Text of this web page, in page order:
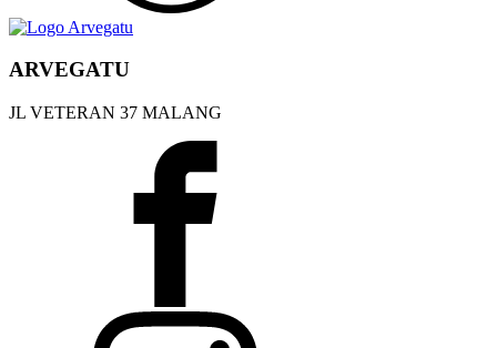
ARVEGATU
JL VETERAN 37 MALANG